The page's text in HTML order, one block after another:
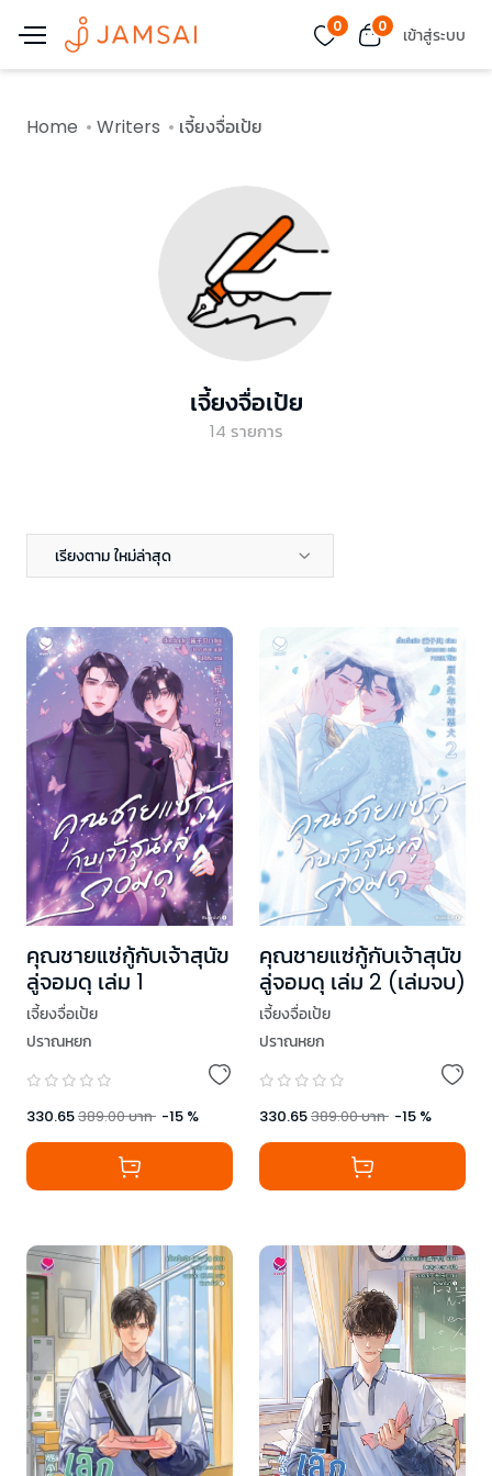
0 0 เข้าสู่ระบบ
Home Writers เจี้ยงจื่อเป้ย
เจี้ยงจื่อเป้ย
14 รายการ
เรียงตาม ใหม่ล่าสุด
คุณชายแซ่กู้กับเจ้าสุนัข
ลู่จอมดุ เล่ม 1
เจี้ยงจื่อเป้ย
ปราณหยก
330.65389.00บาท -15 %
คุณชายแซ่กู้กับเจ้าสุนัข
ลู่จอมดุ เล่ม 2 (เล่มจบ)
เจี้ยงจื่อเป้ย
ปราณหยก
330.65389.00บาท -15 %